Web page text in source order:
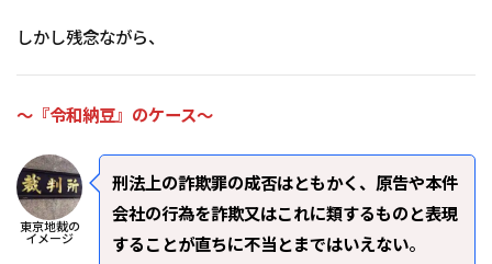
しかし残念ながら、
～『令和納豆』のケース～
東京地裁の
イメージ
刑法上の詐欺罪の成否はともかく、原告や本件
会社の行為を詐欺又はこれに類するものと表現
することが直ちに不当とまではいえない。